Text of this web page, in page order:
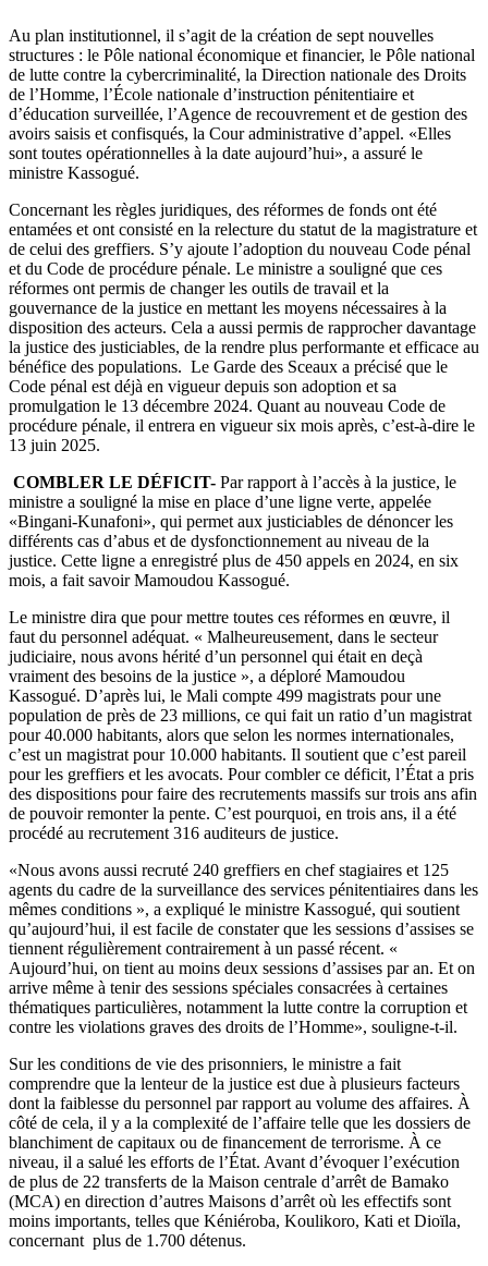
Au plan institutionnel, il s’agit de la création de sept nouvelles
structures : le Pôle national économique et financier, le Pôle national
de lutte contre la cybercriminalité, la Direction nationale des Droits
de l’Homme, l’École nationale d’instruction pénitentiaire et
d’éducation surveillée, l’Agence de recouvrement et de gestion des
avoirs saisis et confisqués, la Cour administrative d’appel. «Elles
sont toutes opérationnelles à la date aujourd’hui», a assuré le
ministre Kassogué.
Concernant les règles juridiques, des réformes de fonds ont été
entamées et ont consisté en la relecture du statut de la magistrature et
de celui des greffiers. S’y ajoute l’adoption du nouveau Code pénal
et du Code de procédure pénale. Le ministre a souligné que ces
réformes ont permis de changer les outils de travail et la
gouvernance de la justice en mettant les moyens nécessaires à la
disposition des acteurs. Cela a aussi permis de rapprocher davantage
la justice des justiciables, de la rendre plus performante et efficace au
bénéfice des populations. Le Garde des Sceaux a précisé que le
Code pénal est déjà en vigueur depuis son adoption et sa
promulgation le 13 décembre 2024. Quant au nouveau Code de
procédure pénale, il entrera en vigueur six mois après, c’est-à-dire le
13 juin 2025.
COMBLER LE DÉFICIT- Par rapport à l’accès à la justice, le
ministre a souligné la mise en place d’une ligne verte, appelée
«Bingani-Kunafoni», qui permet aux justiciables de dénoncer les
différents cas d’abus et de dysfonctionnement au niveau de la
justice. Cette ligne a enregistré plus de 450 appels en 2024, en six
mois, a fait savoir Mamoudou Kassogué.
Le ministre dira que pour mettre toutes ces réformes en œuvre, il
faut du personnel adéquat. « Malheureusement, dans le secteur
judiciaire, nous avons hérité d’un personnel qui était en deçà
vraiment des besoins de la justice », a déploré Mamoudou
Kassogué. D’après lui, le Mali compte 499 magistrats pour une
population de près de 23 millions, ce qui fait un ratio d’un magistrat
pour 40.000 habitants, alors que selon les normes internationales,
c’est un magistrat pour 10.000 habitants. Il soutient que c’est pareil
pour les greffiers et les avocats. Pour combler ce déficit, l’État a pris
des dispositions pour faire des recrutements massifs sur trois ans afin
de pouvoir remonter la pente. C’est pourquoi, en trois ans, il a été
procédé au recrutement 316 auditeurs de justice.
«Nous avons aussi recruté 240 greffiers en chef stagiaires et 125
agents du cadre de la surveillance des services pénitentiaires dans les
mêmes conditions », a expliqué le ministre Kassogué, qui soutient
qu’aujourd’hui, il est facile de constater que les sessions d’assises se
tiennent régulièrement contrairement à un passé récent. «
Aujourd’hui, on tient au moins deux sessions d’assises par an. Et on
arrive même à tenir des sessions spéciales consacrées à certaines
thématiques particulières, notamment la lutte contre la corruption et
contre les violations graves des droits de l’Homme», souligne-t-il.
Sur les conditions de vie des prisonniers, le ministre a fait
comprendre que la lenteur de la justice est due à plusieurs facteurs
dont la faiblesse du personnel par rapport au volume des affaires. À
côté de cela, il y a la complexité de l’affaire telle que les dossiers de
blanchiment de capitaux ou de financement de terrorisme. À ce
niveau, il a salué les efforts de l’État. Avant d’évoquer l’exécution
de plus de 22 transferts de la Maison centrale d’arrêt de Bamako
(MCA) en direction d’autres Maisons d’arrêt où les effectifs sont
moins importants, telles que Kéniéroba, Koulikoro, Kati et Dioïla,
concernant plus de 1.700 détenus.